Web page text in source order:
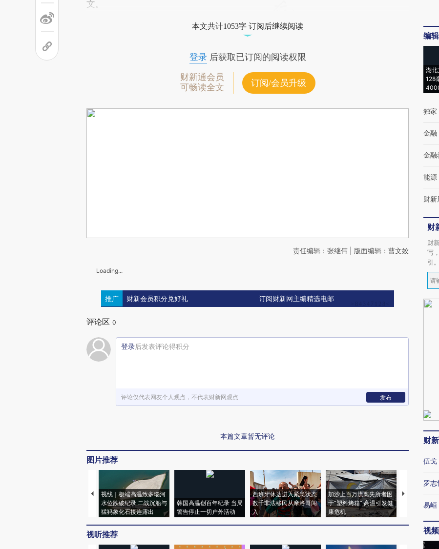
文。
本文共计1053字 订阅后继续阅读
登录后获取已订阅的阅读权限
财新通会员
可畅读全文
订阅/会员升级
责任编辑：张继伟 | 版面编辑：曹文姣
Loading...
推广 财新会员积分兑好礼 订阅财新网主编精选电邮
评论区 0
登录后发表评论得积分
评论仅代表网友个人观点，不代表财新网观点 发布
本篇文章暂无评论
图片推荐
视线｜极端高温致多瑙河
水位跌破纪录 二战沉船与
猛犸象化石接连露出
韩国高温创百年纪录 当局
警告停止一切户外活动
西班牙休达进入紧急状态
数千非法移民从摩洛哥闯
入
加沙上百万流离失所者困
于“塑料烤箱” 高温引发健
康危机
视线｜
术：是什么
视听推荐
编
湖北
128
独家
金融
金融
能源
财新
财
财
写
引。
财
伍戈
罗志
易峘
视频